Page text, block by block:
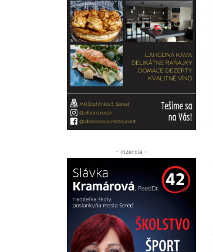
- Inzercia -